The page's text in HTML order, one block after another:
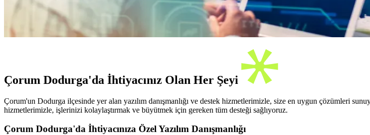
Çorum Dodurga'da İhtiyacınız Olan Her Şeyi
Çorum'un Dodurga ilçesinde yer alan yazılım danışmanlığı ve destek hizmetlerimizle, size en uygun çözümleri
hizmetlerimizle, işlerinizi kolaylaştırmak ve büyütmek için gereken tüm desteği sağlıyoruz.
Çorum Dodurga'da İhtiyacınıza Özel Yazılım Danışmanlığı